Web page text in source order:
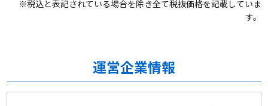
※税込と表記されている場合を除き全て税抜価格を記載していま
す。
運営企業情報